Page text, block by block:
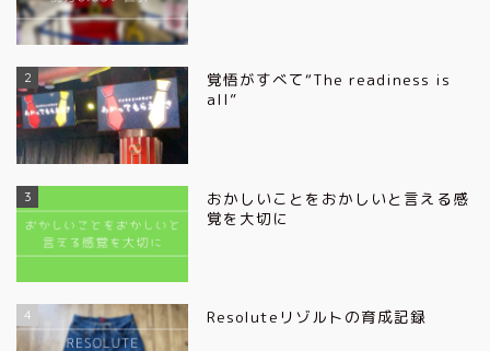
2
覚悟がすべて“The readiness is
all”
3
おかしいことをおかしいと言える感
覚を大切に
4 Resoluteリゾルトの育成記録